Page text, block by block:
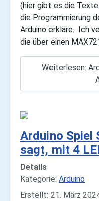
(hier gibt es die Texte
die Programmierung
Arduino erkläre. Ich
die über einen
Weiterlesen:
Arduino Spiel
sagt, mit 4
Details
Kategorie: Arduino
Erstellt: 21. März